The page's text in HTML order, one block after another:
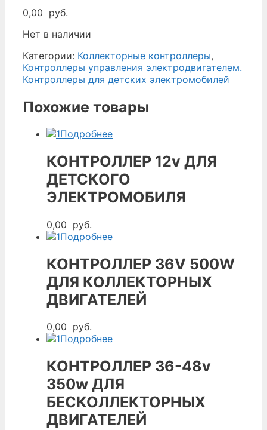
0,00 руб.
Нет в наличии
Категории: Коллекторные контроллеры,
Контроллеры управления электродвигателем.
Контроллеры для детских электромобилей
Похожие товары
Подробнее
КОНТРОЛЛЕР 12v ДЛЯ
ДЕТСКОГО
ЭЛЕКТРОМОБИЛЯ
0,00 руб.
Подробнее
КОНТРОЛЛЕР 36V 500W
ДЛЯ КОЛЛЕКТОРНЫХ
ДВИГАТЕЛЕЙ
0,00 руб.
Подробнее
КОНТРОЛЛЕР 36-48v
350w ДЛЯ
БЕСКОЛЛЕКТОРНЫХ
ДВИГАТЕЛЕЙ